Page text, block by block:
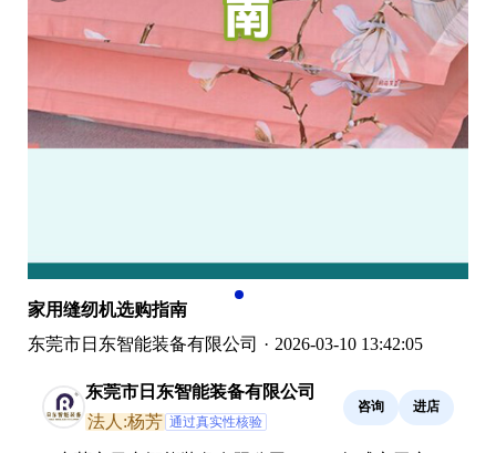
家用缝纫机选购指南
东莞市日东智能装备有限公司 · 2026-03-10 13:42:05
东莞市日东智能装备有限公司
法人:杨芳 通过真实性核验
咨询 进店